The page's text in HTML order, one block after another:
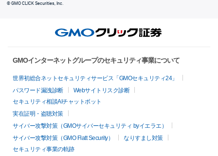
© GMO CLICK Securities, Inc.
GMOインターネットグループのセキュリティ事業について
世界初総合ネットセキュリティサービス「GMOセキュリティ24」
パスワード漏洩診断
Webサイトリスク診断
セキュリティ相談AIチャットボット
実在証明・盗聴対策
サイバー攻撃対策（GMOサイバーセキュリティ byイエラエ）
サイバー攻撃対策（GMO Flatt Security）
なりすまし対策
セキュリティ事業の軌跡